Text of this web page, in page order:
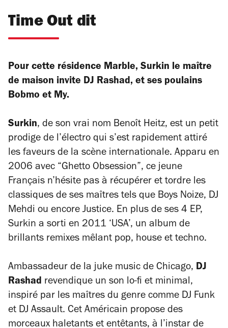
Time Out dit
Pour cette résidence Marble, Surkin le maître
de maison invite DJ Rashad, et ses poulains
Bobmo et My.
Surkin, de son vrai nom Benoît Heitz, est un petit
prodige de l’électro qui s’est rapidement attiré
les faveurs de la scène internationale. Apparu en
2006 avec “Ghetto Obsession”, ce jeune
Français n’hésite pas à récupérer et tordre les
classiques de ses maîtres tels que Boys Noize, DJ
Mehdi ou encore Justice. En plus de ses 4 EP,
Surkin a sorti en 2011 ‘USA’, un album de
brillants remixes mêlant pop, house et techno.
Ambassadeur de la juke music de Chicago, DJ
Rashad revendique un son lo-fi et minimal,
inspiré par les maîtres du genre comme DJ Funk
et DJ Assault. Cet Américain propose des
morceaux haletants et entêtants, à l’instar de